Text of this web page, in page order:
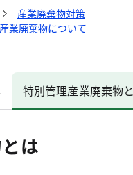
産業廃棄物対策
業廃棄物について
特別管理産業廃棄物
は